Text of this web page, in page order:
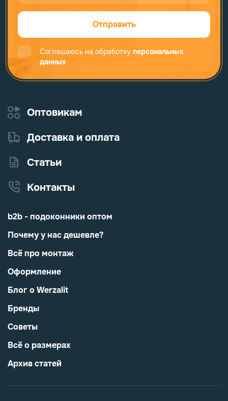
Отправить
Соглашаюсь на обработку персональных
данных
Оптовикам
Доставка и оплата
Статьи
Контакты
b2b - подоконники оптом
Почему у нас дешевле?
Всё про монтаж
Оформление
Блог о Werzalit
Бренды
Советы
Всё о размерах
Архив статей